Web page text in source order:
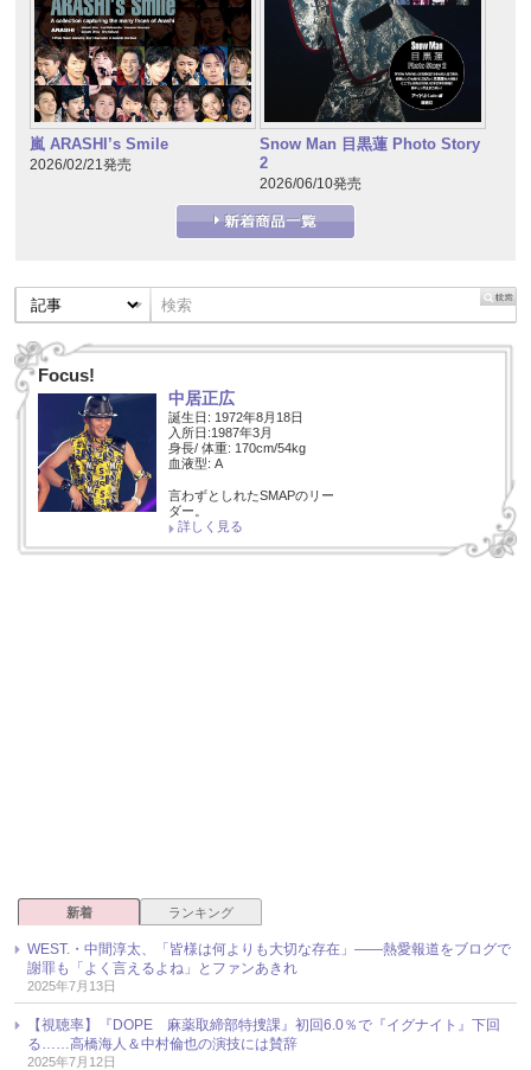
嵐 ARASHI’s Smile
2026/02/21発売
Snow Man 目黒蓮 Photo Story
2
2026/06/10発売
Focus!
中居正広
誕生日: 1972年8月18日
入所日:1987年3月
身長/ 体重: 170cm/54kg
血液型: A
言わずとしれたSMAPのリー
ダー。
詳しく見る
新着 ランキング
WEST.・中間淳太、「皆様は何よりも大切な存在」――熱愛報道をブログで
謝罪も「よく言えるよね」とファンあきれ
2025年7月13日
【視聴率】『DOPE 麻薬取締部特捜課』初回6.0％で『イグナイト』下回
る……高橋海人＆中村倫也の演技には賛辞
2025年7月12日